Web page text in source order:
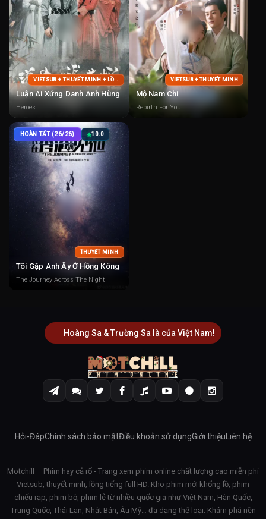
VIETSUB + THUYẾT MINH + LỒNG TIẾNG
Luận Ai Xứng Danh Anh Hùng
Heroes
VIETSUB + THUYẾT MINH
Mộ Nam Chi
Rebirth For You
HOÀN TẤT (26/26) 10.0
THUYẾT MINH
Tôi Gặp Anh Ấy Ở Hồng Kông
The Journey Across The Night
Hoàng Sa & Trường Sa là của Việt Nam!
Hỏi-ĐápChính sách bảo mậtĐiều khoản sử dụngGiới thiệu Liên hệ
Motchill – Phim hay cả rổ - Trang xem phim online chất lượng cao miễn phí
Vietsub, thuyết minh, lồng tiếng full HD. Kho phim mới khổng lồ, phim
chiếu rạp, phim bộ, phim lẻ từ nhiều quốc gia như Việt Nam, Hàn Quốc,
Trung Quốc, Thái Lan, Nhật Bản, Âu Mỹ… đa dạng thể loại. Khám phá nền